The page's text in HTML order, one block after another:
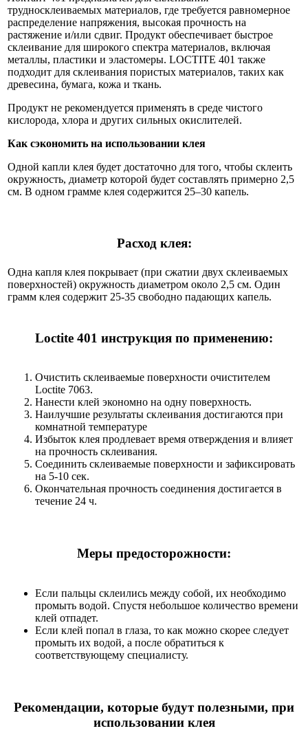
трудносклеиваемых материалов, где требуется равномерное
распределение напряжения, высокая прочность на
растяжение и/или сдвиг. Продукт обеспечивает быстрое
склеивание для широкого спектра материалов, включая
металлы, пластики и эластомеры. LOCTITE 401 также
подходит для склеивания пористых материалов, таких как
древесина, бумага, кожа и ткань.
Продукт не рекомендуется применять в среде чистого
кислорода, хлора и других сильных окислителей.
Как сэкономить на использовании клея
Одной капли клея будет достаточно для того, чтобы склеить
окружность, диаметр которой будет составлять примерно 2,5
см. В одном грамме клея содержится 25–30 капель.
Расход клея:
Одна капля клея покрывает (при сжатии двух склеиваемых
поверхностей) окружность диаметром около 2,5 см. Один
грамм клея содержит 25-35 свободно падающих капель.
Loctite 401 инструкция по применению:
Очистить склеиваемые поверхности очистителем
Loctite 7063.
Нанести клей экономно на одну поверхность.
Наилучшие результаты склеивания достигаются при
комнатной температуре
Избыток клея продлевает время отверждения и влияет
на прочность склеивания.
Соединить склеиваемые поверхности и зафиксировать
на 5-10 сек.
Окончательная прочность соединения достигается в
течение 24 ч.
Меры предосторожности:
Если пальцы склеились между собой, их необходимо
промыть водой. Спустя небольшое количество времени
клей отпадет.
Если клей попал в глаза, то как можно скорее следует
промыть их водой, а после обратиться к
соответствующему специалисту.
Рекомендации, которые будут полезными, при
использовании клея